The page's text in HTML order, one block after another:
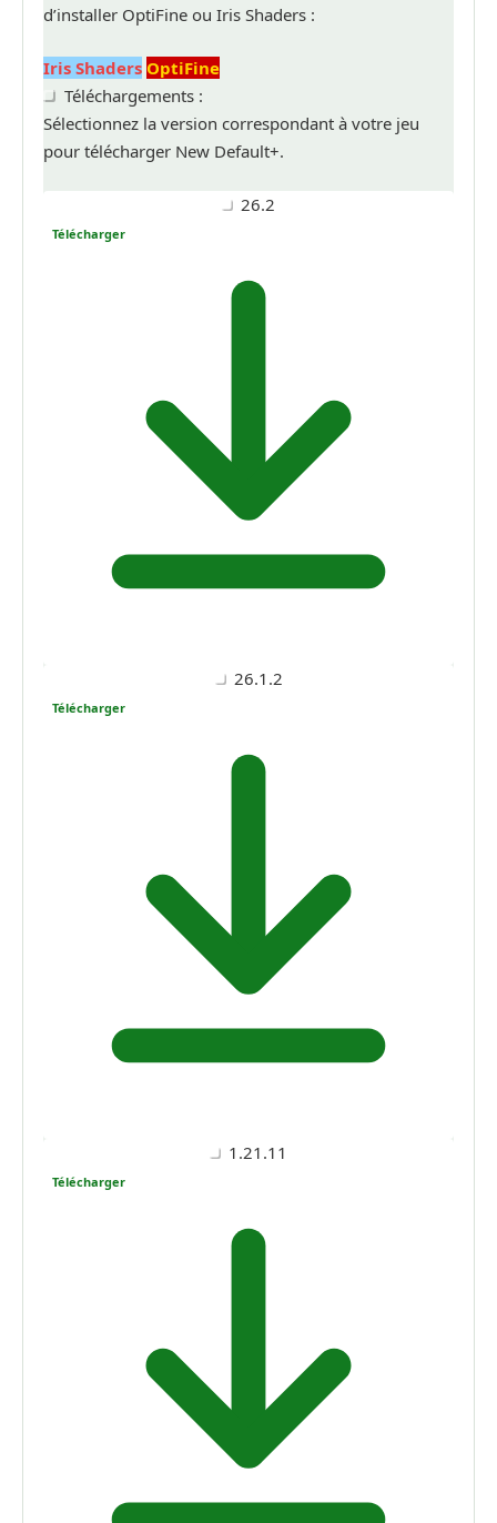
d’installer OptiFine ou Iris Shaders :
Iris Shaders OptiFine
Téléchargements :
Sélectionnez la version correspondant à votre jeu
pour télécharger New Default+.
26.2
Télécharger
26.1.2
Télécharger
1.21.11
Télécharger